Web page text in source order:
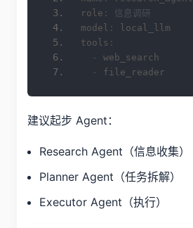
  role
:
信息调研
  model
:
local_llm
  tools
:
-
web_search
-
file_reader
建议起步 Agent：
Research Agent（信息收集）
Planner Agent（任务拆解）
Executor Agent（执行）